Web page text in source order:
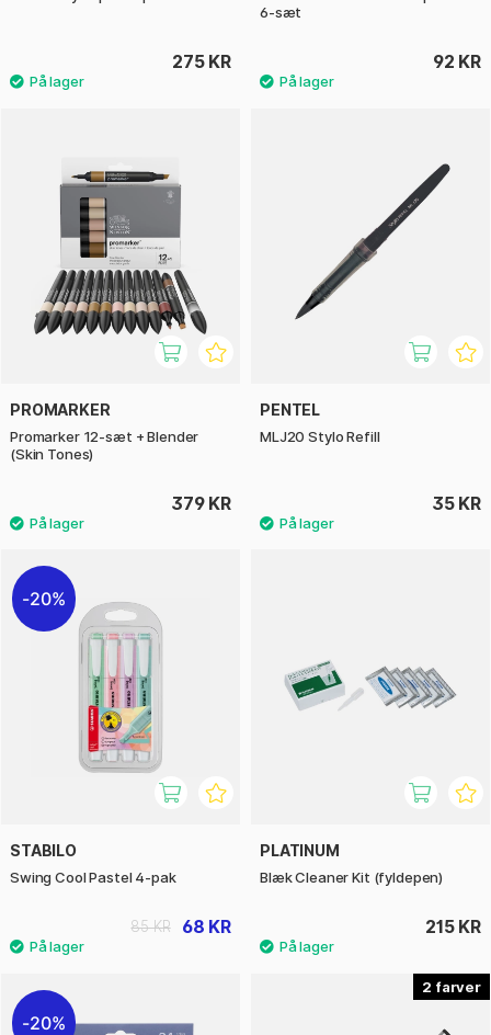
275 KR
6-sæt
92 KR
PROMARKER
Promarker 12-sæt + Blender
(Skin Tones)
379 KR
PENTEL
MLJ20 Stylo Refill
35 KR
20%
STABILO
Swing Cool Pastel 4-pak
68 KR
85 KR
PLATINUM
Blæk Cleaner Kit (fyldepen)
215 KR
20%
2